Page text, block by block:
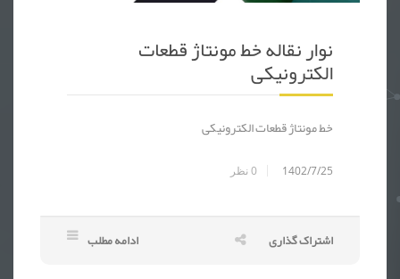
نوار نقاله خط مونتاژ قطعات
الکترونیکی
خط مونتاژ قطعات الکترونیکی
1402/7/25
0نظر
ادامه مطلب اشتراک گذاری